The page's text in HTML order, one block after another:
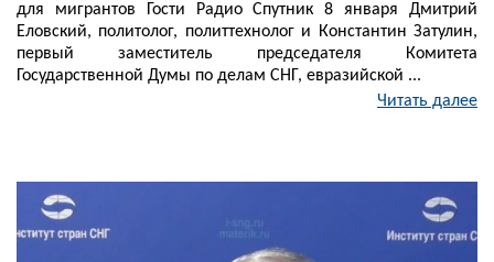
для мигрантов Гости Радио Спутник 8 января Дмитрий
Еловский, политолог, политтехнолог и Константин Затулин,
первый заместитель председателя Комитета
Государственной Думы по делам СНГ, евразийской ...
Читать далее